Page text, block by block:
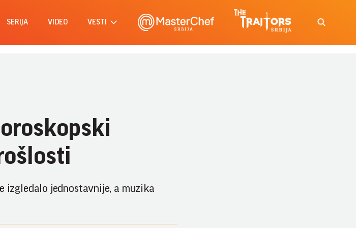
SERIJA VIDEO VESTI
izgledalo jednostavnije, a muzika